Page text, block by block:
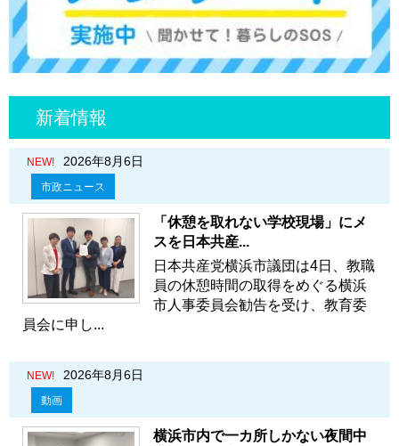
新着情報
NEW! 2026年8月6日
市政ニュース
「休憩を取れない学校現場」にメ
スを日本共産...
日本共産党横浜市議団は4日、教職
員の休憩時間の取得をめぐる横浜
市人事委員会勧告を受け、教育委
員会に申し...
NEW! 2026年8月6日
動画
横浜市内で一カ所しかない夜間中